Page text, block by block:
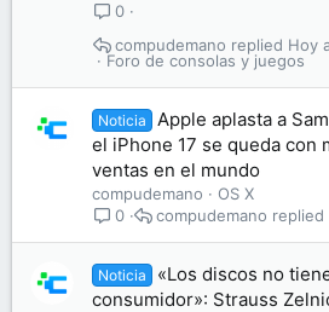
0
Foro de consolas y juegos
Hoy
compudemano
Noticia
Apple aplasta a
el iPhone 17 se queda con
ventas en el mundo
compudemano
OS X
0
compudemano
Noticia
«Los discos no
consumidor»: Strauss